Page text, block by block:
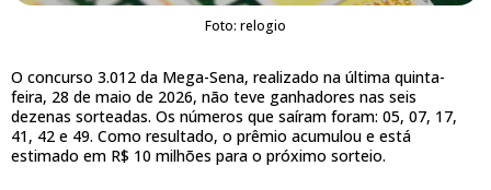
Foto: relogio
O concurso 3.012 da Mega-Sena, realizado na última quinta-
feira, 28 de maio de 2026, não teve ganhadores nas seis
dezenas sorteadas. Os números que saíram foram: 05, 07, 17,
41, 42 e 49. Como resultado, o prêmio acumulou e está
estimado em R$ 10 milhões para o próximo sorteio.